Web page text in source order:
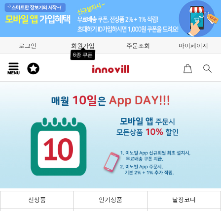
로그인 회원가입
6종 쿠폰
주문조회 마이페이지
신상품 인기상품 낱장코너